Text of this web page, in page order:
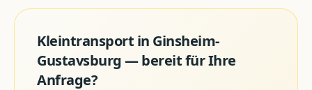
Kleintransport in Ginsheim-
Gustavsburg — bereit für Ihre
Anfrage?